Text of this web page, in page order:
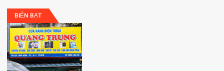
BIỂN BẠT